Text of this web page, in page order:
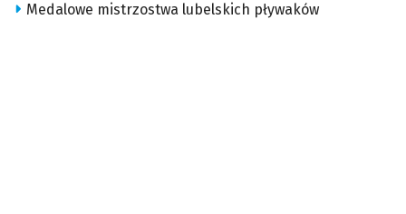
Medalowe mistrzostwa lubelskich pływaków